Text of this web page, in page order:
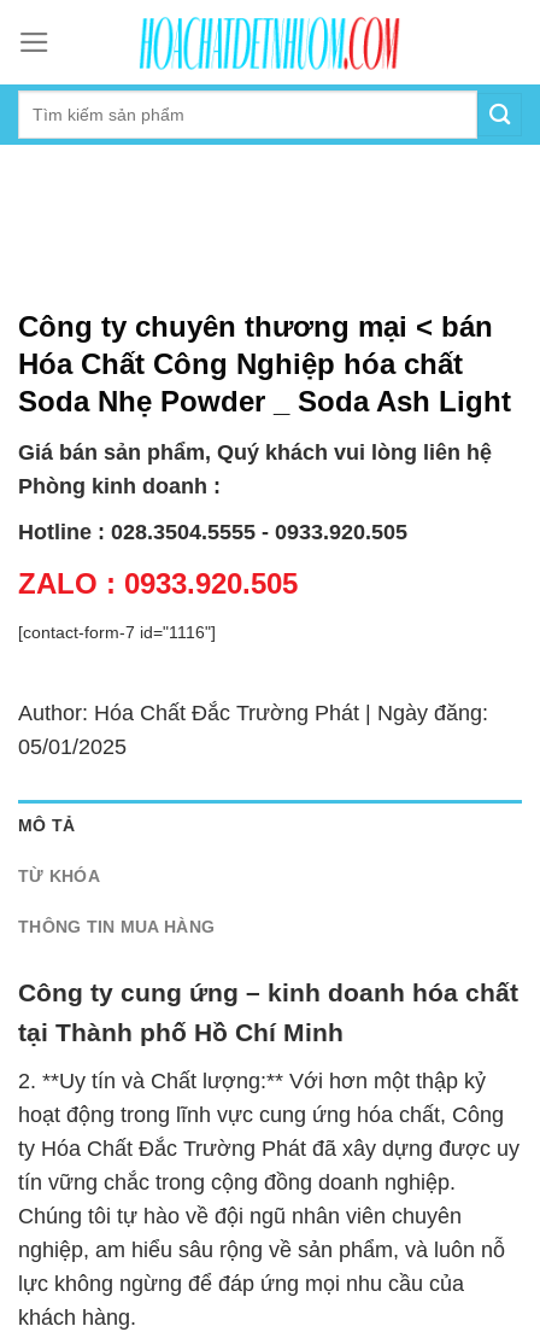
content
Công ty chuyên thương mại < bán
Hóa Chất Công Nghiệp hóa chất
Soda Nhẹ Powder _ Soda Ash Light
Giá bán sản phẩm, Quý khách vui lòng liên hệ
Phòng kinh doanh :
Hotline : 028.3504.5555 - 0933.920.505
ZALO : 0933.920.505
[contact-form-7 id="1116"]
Author: Hóa Chất Đắc Trường Phát | Ngày đăng:
05/01/2025
MÔ TẢ
TỪ KHÓA
THÔNG TIN MUA HÀNG
Công ty cung ứng – kinh doanh hóa chất
tại Thành phố Hồ Chí Minh
2. **Uy tín và Chất lượng:** Với hơn một thập kỷ
hoạt động trong lĩnh vực cung ứng hóa chất, Công
ty Hóa Chất Đắc Trường Phát đã xây dựng được uy
tín vững chắc trong cộng đồng doanh nghiệp.
Chúng tôi tự hào về đội ngũ nhân viên chuyên
nghiệp, am hiểu sâu rộng về sản phẩm, và luôn nỗ
lực không ngừng để đáp ứng mọi nhu cầu của
khách hàng.